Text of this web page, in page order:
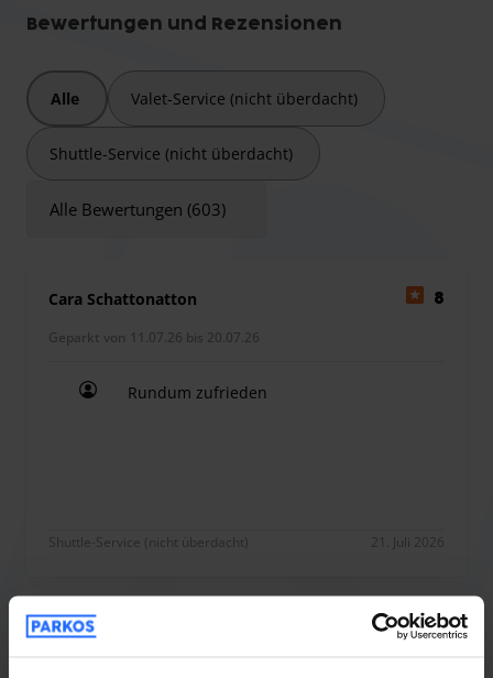
Es sind 3 Personen für den Transport mit Shuttle im Preis
einen Aufpreis.
Sperrgepäck z.B. Golfgepäck, Surfausrüstung oder
Radkoffer, Hundebox usw. wird leider nicht akzeptiert und
transportiert.
Bewertungen und Rezensionen
Alle Valet-Service (nicht überdacht)
Shuttle-Service (nicht überdacht)
Alle Bewertungen (603)
Cara Schattonatton 8
Geparkt von 11.07.26 bis 20.07.26
Rundum zufrieden
Shuttle-Service (nicht überdacht) 21. Juli 2026
Anonym 10